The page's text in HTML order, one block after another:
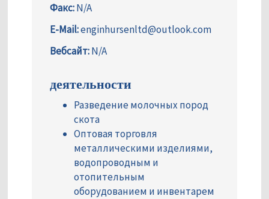
Факс:N/A
E-Mail:enginhursenltd@outlook.com
Вебсайт:N/A
деятельности
Разведение молочных пород
скота
Оптовая торговля
металлическими изделиями,
водопроводным и
отопительным
оборудованием и инвентарем